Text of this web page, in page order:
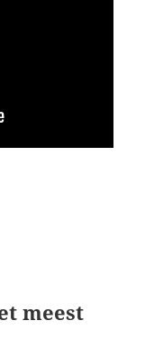
meest